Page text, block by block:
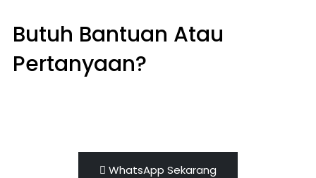
Butuh Bantuan Atau
Pertanyaan?
WhatsApp Sekarang